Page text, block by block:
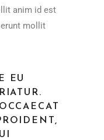
anim id est
mollit
EU